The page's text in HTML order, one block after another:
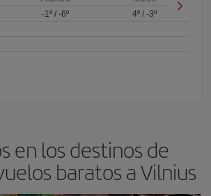
-1º/ -6º
4º /-3º
en los destinos de
baratos a Vilnius